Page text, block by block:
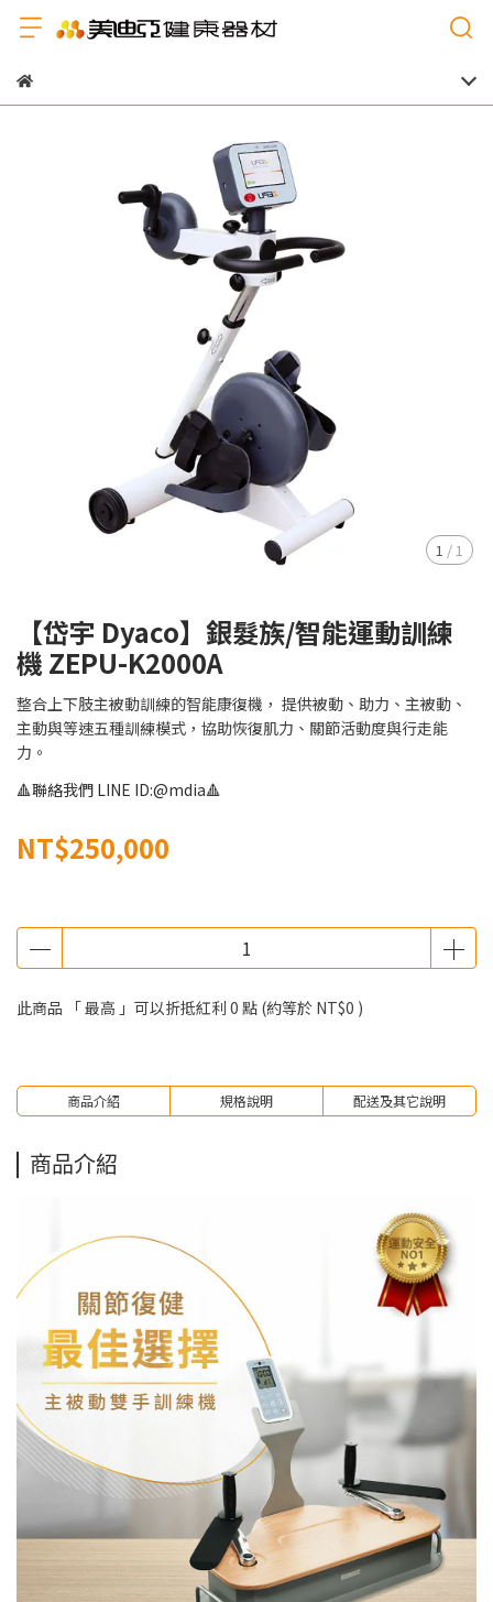
1 / 1
【岱宇 Dyaco】銀髮族/智能運動訓練
機 ZEPU-K2000A
整合上下肢主被動訓練的智能康復機， 提供被動、助力、主被動、
主動與等速五種訓練模式，協助恢復肌力、關節活動度與行走能
力。
🔺聯絡我們 LINE ID:@mdia🔺
NT$250,000
此商品 「 最高 」可以折抵紅利 0 點 (約等於 NT$0 )
商品介紹 規格說明 配送及其它說明
商品介紹